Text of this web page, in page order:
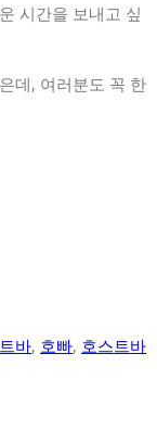
시간을 보내고 싶
데, 여러분도 꼭 한
바, 호빠, 호스트바